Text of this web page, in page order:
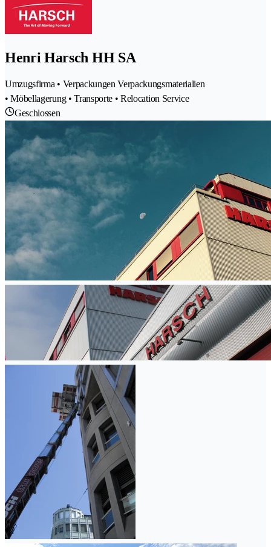
Henri Harsch HH SA
Umzugsfirma • Verpackungen Verpackungsmaterialien
• Möbellagerung • Transporte • Relocation Service
Geschlossen